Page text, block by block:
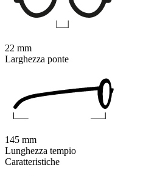
Caratteristiche
22 mm
Larghezza ponte
145 mm
Lunghezza tempio